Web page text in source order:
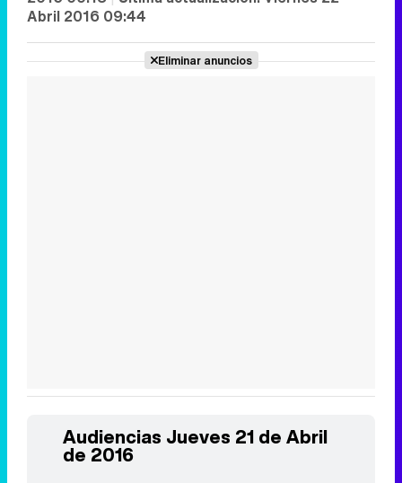
Abril 2016 09:44
Eliminar anuncios
Audiencias Jueves 21 de Abril
de 2016